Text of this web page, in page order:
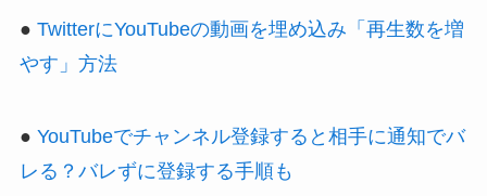
● TwitterにYouTubeの動画を埋め込み「再生数を増
やす」方法
● YouTubeでチャンネル登録すると相手に通知でバ
レる？バレずに登録する手順も